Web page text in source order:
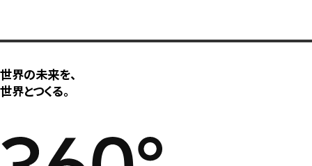
世界の未来を、
世界とつくる。